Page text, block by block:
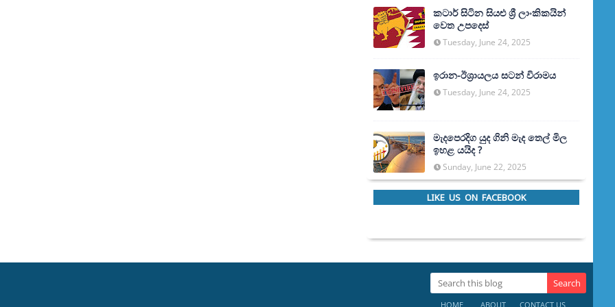
කටාර් සිටින සියළු ශ්‍රී ලාංකිකයින්
වෙත උපදෙස්
Tuesday, June 24, 2025
ඉරාන-ඊශ්‍රායලය සටන් විරාමය
Tuesday, June 24, 2025
මැදපෙරදිග යුද ගිනි මැද තෙල් මිල
ඉහළ යයිද ?
Sunday, June 22, 2025
LIKE US ON FACEBOOK
HOME ABOUT CONTACT US